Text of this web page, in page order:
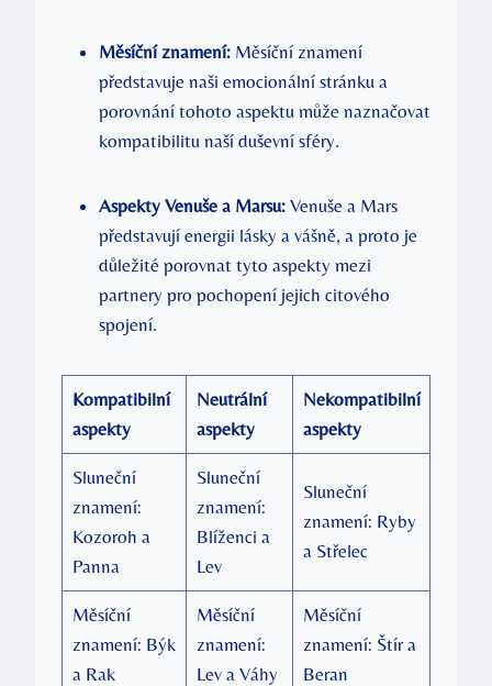
Měsíční znamení: Měsíční znamení
představuje naši emocionální stránku a
porovnání tohoto aspektu může naznačovat
kompatibilitu naší duševní sféry.
Aspekty Venuše a Marsu: Venuše a Mars
představují energii lásky a vášně, a proto je
důležité porovnat tyto aspekty mezi
partnery pro pochopení jejich citového
spojení.
Kompatibilní
aspekty
Neutrální
aspekty
Nekompatibilní
aspekty
Sluneční
znamení:
Kozoroh a
Panna
Sluneční
znamení:
Blíženci a
Lev
Sluneční
znamení: Ryby
a Střelec
Měsíční
znamení: Býk
a Rak
Měsíční
znamení:
Lev a Váhy
Měsíční
znamení: Štír a
Beran